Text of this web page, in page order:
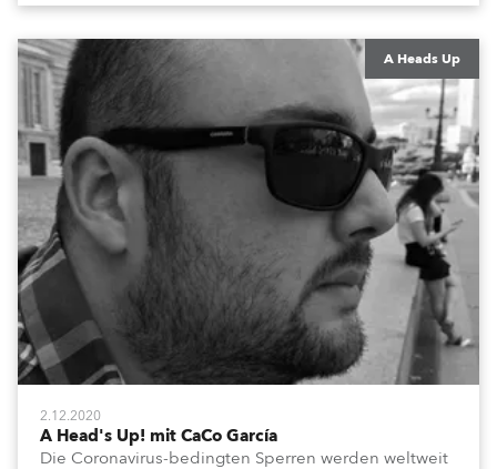
Tragen von Masken und andere Präventivmaßnahmen
in großem Maßstab praktiziert werden müssen... steht
die Industrie für Live-Events und Aufführungen immer
noch vor großen Herausforderungen. Wir wenden uns
an Branchenfreunde, Kollegen, Mitarbeiter, Partner
usw. und bitten sie, ihre Erfahrungen und Aktivitäten
in dieser außergewöhnlichen Zeit mit uns zu teilen.
A Heads Up
2.12.2020
A Head's Up! mit CaCo García
Die Coronavirus-bedingten Sperren werden weltweit